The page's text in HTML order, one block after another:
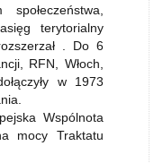
terytorialny
. Do 6
RFN, Włoch,
w 1973
Wspólnota
mocy Traktatu